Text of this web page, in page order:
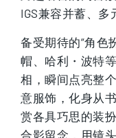
IGS兼容并蓄、多
备受期待的“角色
帽、哈利・波特
相，瞬间点亮整
意服饰，化身从
赏各具巧思的装
合影留念，用镜